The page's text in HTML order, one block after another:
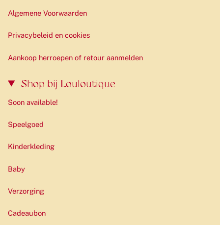
Algemene Voorwaarden
Privacybeleid en cookies
Aankoop herroepen of retour aanmelden
Shop bij Louloutique
Soon available!
Speelgoed
Kinderkleding
Baby
Verzorging
Cadeaubon